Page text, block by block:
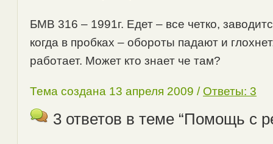
БМВ 316 – 1991г. Едет – все четко,
когда в пробках – обороты падают и
работает. Может кто знает че там?
Тема создана 13 апреля 2009 / Ответы: 3
3 ответов в теме “Помощь с